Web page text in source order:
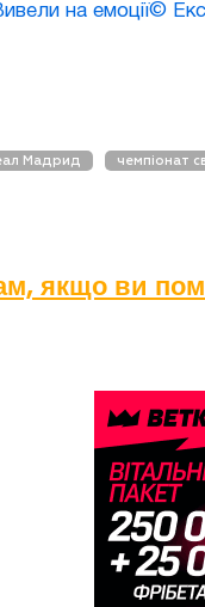
на емоції©
Мадрид чемпіонат
якщо ви